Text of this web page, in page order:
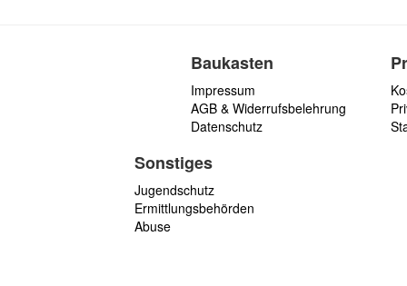
Baukasten
Impressum
AGB & Widerrufsbelehrung
Datenschutz
Sonstiges
Jugendschutz
Ermittlungsbehörden
Abuse